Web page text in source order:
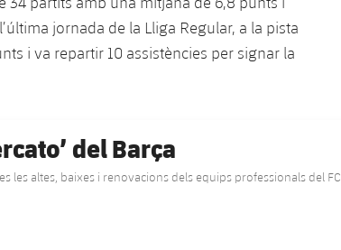
jornada de la Lliga Regular, a la pista
i va repartir 10 assistències per signar la
del Barça
les altes, baixes i renovacions dels equips professionals del FC